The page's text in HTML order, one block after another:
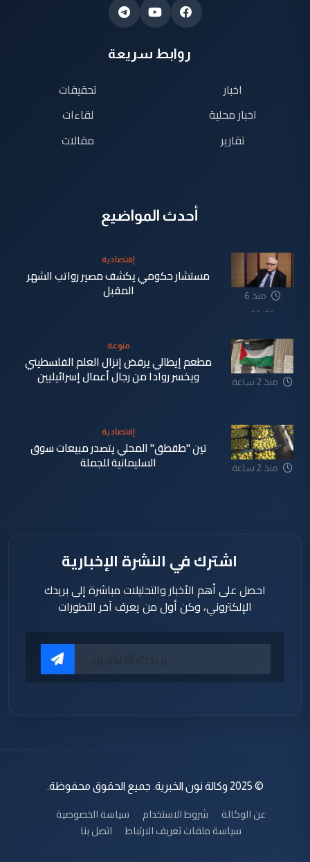
روابط سريعة
اخبار
اخبار محلية
تقارير
تحقيقات
لقاءات
مقالات
أحدث المواضيع
منذ 6
دقيقة
إقتصادية
مستشار حكومي يكشف مصير رواتب الشهر
المقبل
منذ 2 ساعة
منوعة
مطعم إيطالي يرفض إنزال العلم الفلسطيني
ويخسر روادا من رجال أعمال إسرائيليين
منذ 2 ساعة
إقتصادية
تين "طقطق" المحلي يتصدر مبيعات سوق
السليمانية للجملة
اشترك في النشرة الإخبارية
احصل على أهم الأخبار والتحليلات مباشرة إلى بريدك
الإلكتروني، وكن أول من يعرف آخر التطورات
© 2025 وكالة نون الخبرية. جميع الحقوق محفوظة.
عن الوكالة شروط الاستخدام
سياسة الخصوصية
سياسة ملفات تعريف الارتباط
اتصل بنا